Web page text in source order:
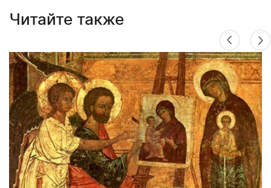
Читайте также